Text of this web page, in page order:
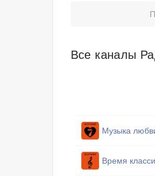
Все каналы
Музыка
Время